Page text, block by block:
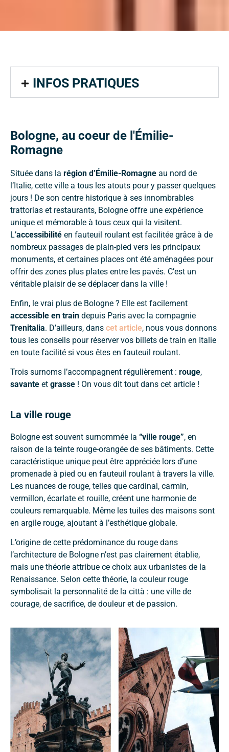
INFOS PRATIQUES
Bologne, au coeur de l'Émilie-
Romagne
Située dans la région d’Émilie-Romagne au nord de
l’Italie, cette ville a tous les atouts pour y passer quelques
jours ! De son centre historique à ses innombrables
trattorias et restaurants, Bologne offre une expérience
unique et mémorable à tous ceux qui la visitent.
L’accessibilité en fauteuil roulant est facilitée grâce à de
nombreux passages de plain-pied vers les principaux
monuments, et certaines places ont été aménagées pour
offrir des zones plus plates entre les pavés. C’est un
véritable plaisir de se déplacer dans la ville !
Enfin, le vrai plus de Bologne ? Elle est facilement
accessible en train depuis Paris avec la compagnie
Trenitalia. D’ailleurs, dans cet article, nous vous donnons
tous les conseils pour réserver vos billets de train en Italie
en toute facilité si vous êtes en fauteuil roulant.
Trois surnoms l’accompagnent régulièrement : rouge,
savante et grasse ! On vous dit tout dans cet article !
La ville rouge
Bologne est souvent surnommée la “ville rouge”, en
raison de la teinte rouge-orangée de ses bâtiments. Cette
caractéristique unique peut être appréciée lors d’une
promenade à pied ou en fauteuil roulant à travers la ville.
Les nuances de rouge, telles que cardinal, carmin,
vermillon, écarlate et rouille, créent une harmonie de
couleurs remarquable. Même les tuiles des maisons sont
en argile rouge, ajoutant à l’esthétique globale.
L’origine de cette prédominance du rouge dans
l’architecture de Bologne n’est pas clairement établie,
mais une théorie attribue ce choix aux urbanistes de la
Renaissance. Selon cette théorie, la couleur rouge
symbolisait la personnalité de la città : une ville de
courage, de sacrifice, de douleur et de passion.